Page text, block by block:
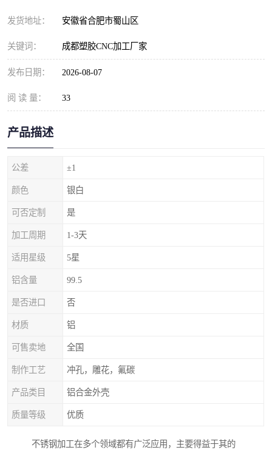
发货地址： 安徽省合肥市蜀山区
关键词： 成都塑胶CNC加工厂家
发布日期： 2026-08-07
阅 读 量： 33
产品描述
公差 ±1
颜色 银白
可否定制 是
加工周期 1-3天
适用星级 5星
铝含量 99.5
是否进口 否
材质 铝
可售卖地 全国
制作工艺 冲孔，雕花，氟碳
产品类目 铝合金外壳
质量等级 优质
不锈钢加工在多个领域都有广泛应用，主要得益于其的